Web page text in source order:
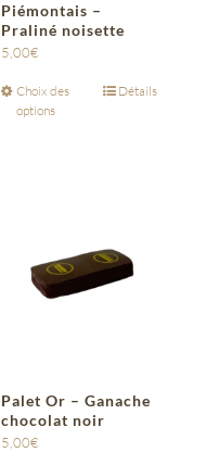
Piémontais –
Praliné noisette
5,00€
Choix des
options
Détails
Palet Or – Ganache
chocolat noir
5,00€